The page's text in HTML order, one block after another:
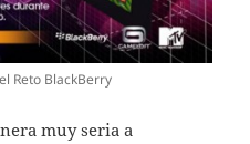
Reto BlackBerry
muy seria a